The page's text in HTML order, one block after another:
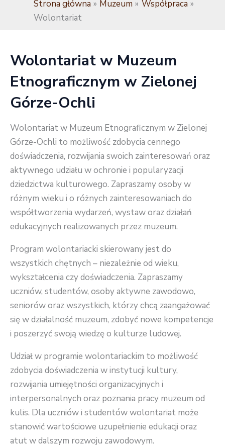
Strona główna Muzeum
Współpraca
Wolontariat
Wolontariat w Muzeum
Etnograficznym w Zielonej
Górze-Ochli
Wolontariat w Muzeum Etnograficznym w Zielonej
Górze-Ochli to możliwość zdobycia cennego
doświadczenia, rozwijania swoich zainteresowań oraz
aktywnego udziału w ochronie i popularyzacji
dziedzictwa kulturowego. Zapraszamy osoby w
różnym wieku i o różnych zainteresowaniach do
współtworzenia wydarzeń, wystaw oraz działań
edukacyjnych realizowanych przez muzeum.
Program wolontariacki skierowany jest do
wszystkich chętnych – niezależnie od wieku,
wykształcenia czy doświadczenia. Zapraszamy
uczniów, studentów, osoby aktywne zawodowo,
seniorów oraz wszystkich, którzy chcą zaangażować
się w działalność muzeum, zdobyć nowe kompetencje
i poszerzyć swoją wiedzę o kulturze ludowej.
Udział w programie wolontariackim to możliwość
zdobycia doświadczenia w instytucji kultury,
rozwijania umiejętności organizacyjnych i
interpersonalnych oraz poznania pracy muzeum od
kulis. Dla uczniów i studentów wolontariat może
stanowić wartościowe uzupełnienie edukacji oraz
atut w dalszym rozwoju zawodowym.